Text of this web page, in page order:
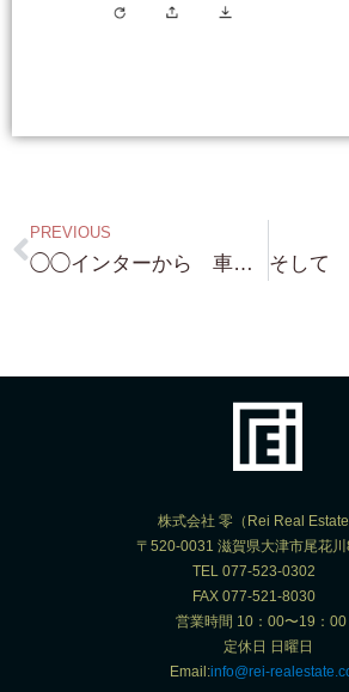
PREVIOUS
◯◯インターから 車で5分の すごく素敵な 森林・・本日は 本当に ありがとうございました！ 気に入って頂き何よりです！ 契約日もご指定頂き 嬉しいです！
株式会社 零（Rei Real
〒520-0031 滋賀県大津市尾花
TEL 077-523-0302
FAX 077-521-8030
営業時間 10：00〜19：
定休日 日曜日
Email:info@rei-